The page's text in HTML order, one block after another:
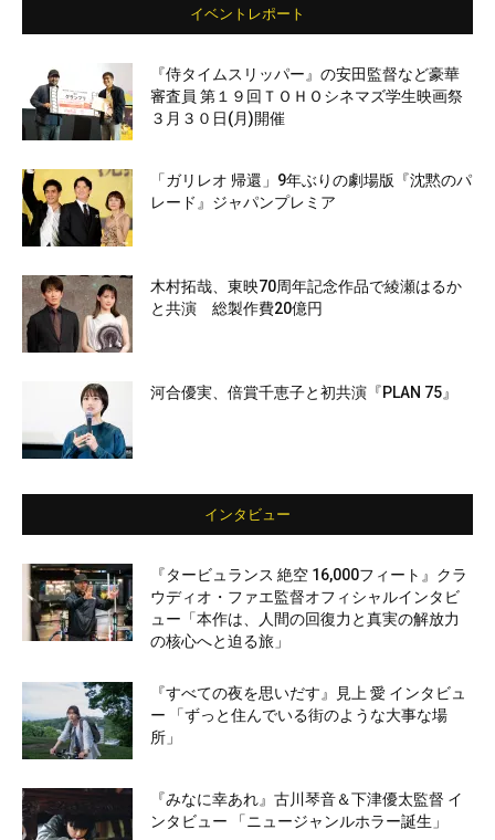
イベントレポート
『侍タイムスリッパー』の安田監督など豪華
審査員 第１９回ＴＯＨＯシネマズ学生映画祭
３月３０日(月)開催
「ガリレオ 帰還」9年ぶりの劇場版『沈黙のパ
レード』ジャパンプレミア
木村拓哉、東映70周年記念作品で綾瀬はるか
と共演 総製作費20億円
河合優実、倍賞千恵子と初共演『PLAN 75』
インタビュー
『タービュランス 絶空 16,000フィート』クラ
ウディオ・ファエ監督オフィシャルインタビ
ュー「本作は、人間の回復力と真実の解放力
の核心へと迫る旅」
『すべての夜を思いだす』見上 愛 インタビュ
ー 「ずっと住んでいる街のような大事な場
所」
『みなに幸あれ』古川琴音＆下津優太監督 イ
ンタビュー 「ニュージャンルホラー誕生」